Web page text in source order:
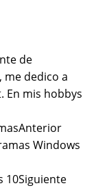
de
dedico a
En mis hobbys
Anterior
Windows
Siguiente